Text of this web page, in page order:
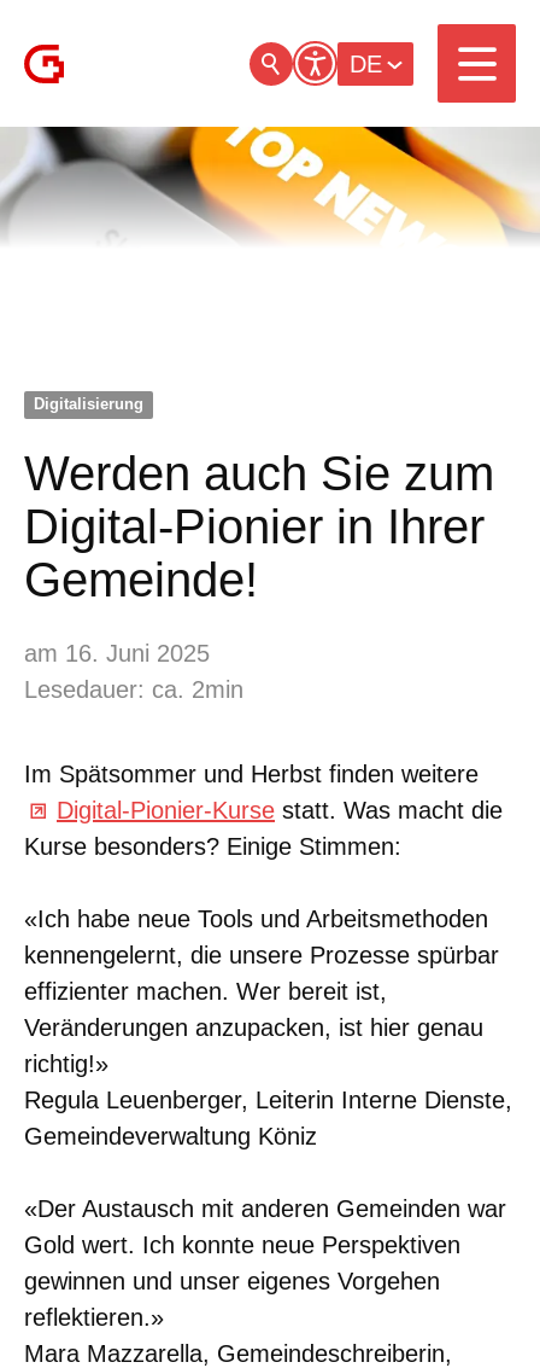
DE
Digitalisierung
Werden auch Sie zum
Digital-Pionier in Ihrer
Gemeinde!
am 16. Juni 2025
Lesedauer: ca. 2min
Im Spätsommer und Herbst finden weitere
Digital-Pionier-Kurse statt. Was macht die
Kurse besonders? Einige Stimmen:
«Ich habe neue Tools und Arbeitsmethoden
kennengelernt, die unsere Prozesse spürbar
effizienter machen. Wer bereit ist,
Veränderungen anzupacken, ist hier genau
richtig!»
Regula Leuenberger, Leiterin Interne Dienste,
Gemeindeverwaltung Köniz
«Der Austausch mit anderen Gemeinden war
Gold wert. Ich konnte neue Perspektiven
gewinnen und unser eigenes Vorgehen
reflektieren.»
Mara Mazzarella, Gemeindeschreiberin,